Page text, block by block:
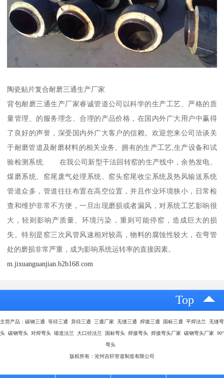
陶瓷贴片复合耐磨三通生产厂家
背包耐磨三通生产厂家睿诚管道公司以科学的生产工艺、严格的质
量管理、的服务理念、合理的产品价格，在国内外广大用户中赢得
了良好的声誉，深受国内外广大客户的信赖。欢迎您来公司洽谈关
于耐磨管道及耐磨材料的相关业务。拥有的生产工艺,生产设备和试
验检测系统. 在我公司新型干法回转窑的生产线中，余热发电、
煤磨系统、窑尾废气处理系统、窑头窑尾收尘系统及热风输送系统
管道众多，管道往往布置在高空位置，并且作业环境狭小，日常检
查和维护非常不方便，一旦出现磨损或者漏风，对系统工艺影响很
大，轻则影响产质量、环境污染，重则可能停窑，造成巨大的损
失。特别是窑三次风管风速相对较高，物料的腐蚀性较大，在弯管
处的磨损非常严重，成为影响系统运转率的直接因素。
m.jixuanguanjian.b2b168.com
Top
主营产品：碳钢三通 等径三通 异径三通 三通厂家 无缝三通 焊接三通 国标三通 平焊法兰 无缝弯
头 碳钢弯头 对焊弯头 锻造法兰 大口径法兰 国标弯头 焊接弯头 焊接弯头厂家 碳钢弯头厂家 90°
弯头
版权所有：沧州吉轩管道制造有限公司